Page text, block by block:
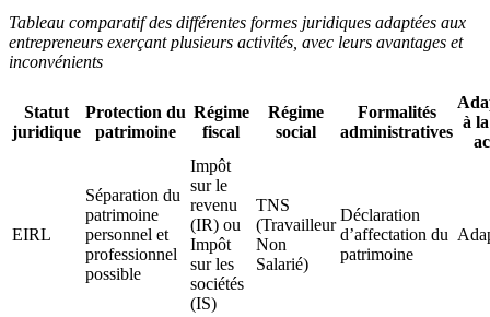
Tableau comparatif des différentes formes juridiques adaptées aux
entrepreneurs exerçant plusieurs activités, avec leurs avantages et
inconvénients
Statut
juridique
Protection du
patrimoine
Régime
fiscal
Régime
social
Formalités
administratives
à
EIRL
Séparation du
patrimoine
personnel et
professionnel
possible
Impôt
sur le
revenu
(IR) ou
Impôt
sur les
sociétés
(IS)
TNS
(Travailleur
Non
Salarié)
Déclaration
d’affectation du
patrimoine